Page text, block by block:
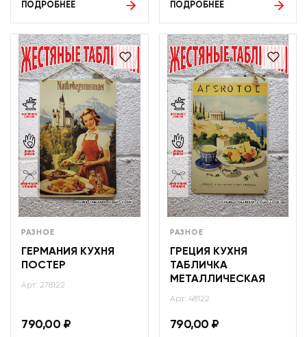
ПОДРОБНЕЕ ПОДРОБНЕЕ
РАЗНОЕ
ГЕРМАНИЯ КУХНЯ
ПОСТЕР
Арт: 278122
790,00 ₽
РАЗНОЕ
ГРЕЦИЯ КУХНЯ
ТАБЛИЧКА
МЕТАЛЛИЧЕСКАЯ
Арт: 48122
790,00 ₽